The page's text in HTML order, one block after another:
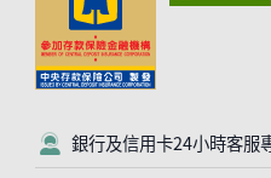
客服符號
銀行及信用卡24小時客服